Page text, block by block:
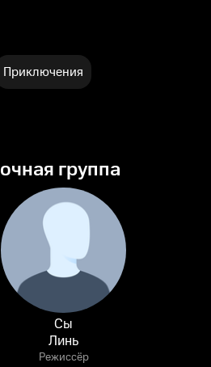
Приключения
группа
Сы
Линь
Режиссёр